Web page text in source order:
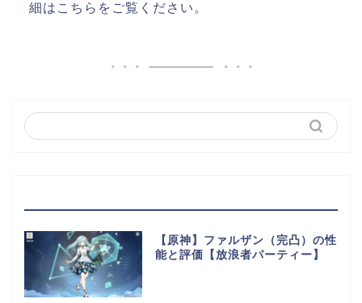
細はこちらをご覧ください 。
【原神】ファルザン（完凸）の性
能と評価【放浪者パーティー】